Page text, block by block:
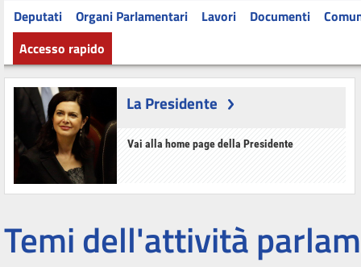
Deputati Organi Parlamentari Lavori Documenti
Accesso rapido
La Presidente
Vai alla home page della Presidente
Temi dell'attività